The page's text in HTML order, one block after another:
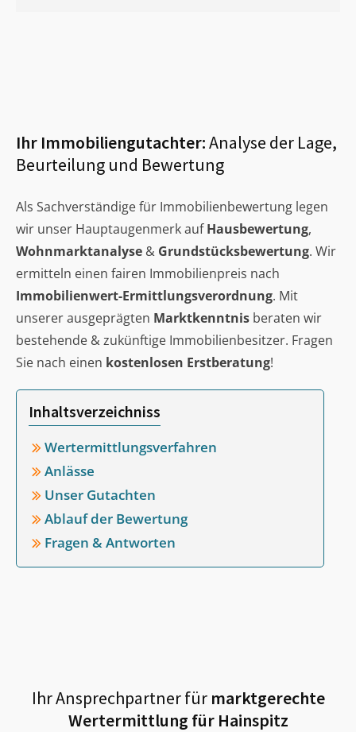
Ihr Immobiliengutachter:Analyse der Lage,
Beurteilung und Bewertung
Als Sachverständige für Immobilienbewertung legen
wir unser Hauptaugenmerk aufHausbewertung,
Wohnmarktanalyse & Grundstücksbewertung. Wir
ermitteln einen fairen Immobilienpreis nach
Immobilienwert-Ermittlungsverordnung. Mit
unserer ausgeprägten Marktkenntnis beraten wir
bestehende & zukünftige Immobilienbesitzer. Fragen
Sie nach einen kostenlosen Erstberatung!
Inhaltsverzeichniss
Wertermittlungsverfahren
Anlässe
Unser Gutachten
Ablauf der Bewertung
Fragen & Antworten
Ihr Ansprechpartner fürmarktgerechte
Wertermittlung für Hainspitz